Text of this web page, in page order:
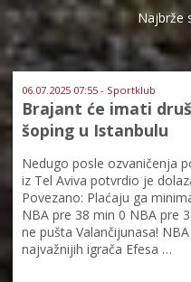
Najbrže
06.07.2025 07:55 - Sportklub
Brajant će imati
šoping u Istanbulu
Nedugo posle ozvaničenja
iz Tel Aviva potvrdio je
Povezano: Plaćaju ga
NBA pre 38 min 0 NBA pre
ne pušta Valančijunasa!
najvažnijih igrača Efesa …